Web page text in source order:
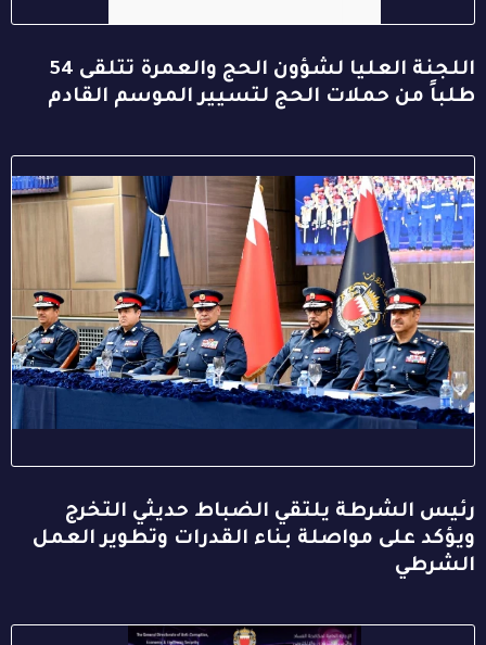
اللجنة العليا لشؤون الحج والعمرة تتلقى 54
طلباً من حملات الحج لتسيير الموسم القادم
رئيس الشرطة يلتقي الضباط حديثي التخرج
ويؤكد على مواصلة بناء القدرات وتطوير العمل
الشرطي